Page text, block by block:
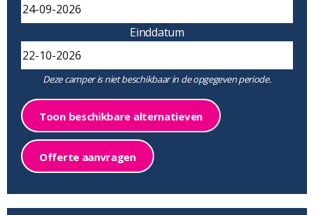
Einddatum
Deze camper is niet beschikbaar in de opgegeven periode.
Toon beschikbare alternatieven
Offerte aanvragen